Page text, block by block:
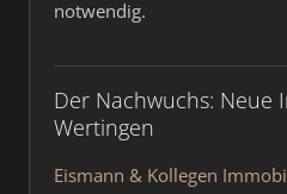
notwendig.
Der Nachwuchs: Neue
Wertingen
Eismann & Kollegen